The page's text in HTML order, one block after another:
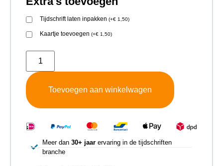
Tijdschrift laten inpakken (+€ 1,50)
Kaartje toevoegen (+€ 1,50)
Toevoegen aan winkelwagen
Meer dan 30+ jaarervaring in de tijdschriften
branche